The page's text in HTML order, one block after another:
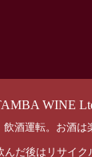
WINE
酒運転。お酒は
だ後はリサイク